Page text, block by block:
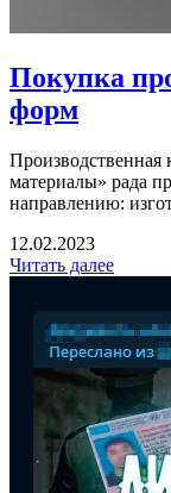
Покупка
форм
материалы» рада
направлению:
12.02.2023
Читать далее